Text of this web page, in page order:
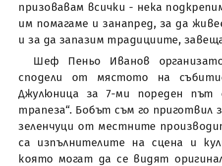
призовавам всички - нека
им помагаме и занапред, за да
и за да запазим традициите,
Шеф Пеньо Иванов
сподели от мястото на
Джулюница за 7-ми пореден път
трапеза“. Бобът съм го приготвил
зеленчуци от местните
са изпълнителите на сцена и
която могат да се видят